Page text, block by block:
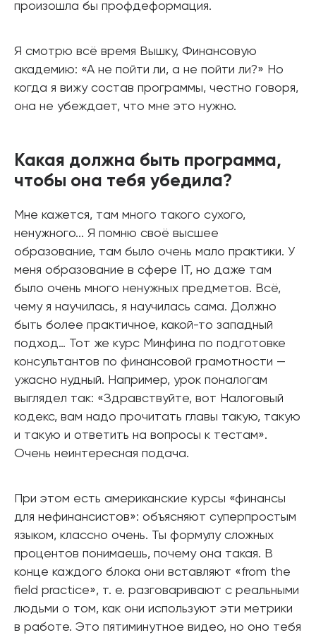
произошла бы профдеформация.
Я смотрю всё время Вышку, Финансовую
академию: «А не пойти ли, а не пойти ли?» Но
когда я вижу состав программы, честно говоря,
она не убеждает, что мне это нужно.
Какая должна быть программа,
чтобы она тебя убедила?
Мне кажется, там много такого сухого,
ненужного... Я помню своё высшее
образование, там было очень мало практики. У
меня образование в сфере IT, но даже там
было очень много ненужных предметов. Всё,
чему я научилась, я научилась сама. Должно
быть более практичное, какой-то западный
подход… Тот же курс Минфина по подготовке
консультантов по финансовой грамотности —
ужасно нудный. Например, урок поналогам
выглядел так: «Здравствуйте, вот Налоговый
кодекс, вам надо прочитать главы такую, такую
и такую и ответить на вопросы к тестам».
Очень неинтересная подача.
При этом есть американские курсы «финансы
для нефинансистов»: объясняют суперпростым
языком, классно очень. Ты формулу сложных
процентов понимаешь, почему она такая. В
конце каждого блока они вставляют «from the
field practice», т. е. разговаривают с реальными
людьми о том, как они используют эти метрики
в работе. Это пятиминутное видео, но оно тебя